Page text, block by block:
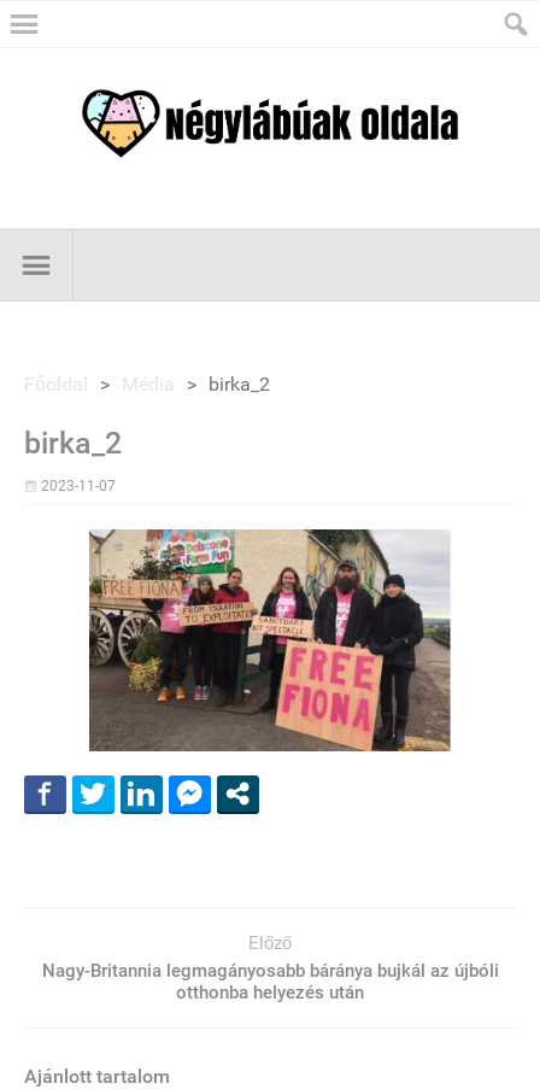
Főoldal > Média > birka_2
birka_2
2023-11-07
Előző
Nagy-Britannia legmagányosabb báránya bujkál az újbóli
otthonba helyezés után
Ajánlott tartalom